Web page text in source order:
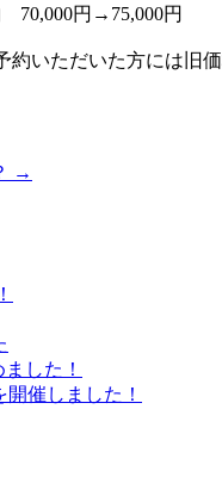
70,000円→75,000円
約いただいた方には旧
→
した！
催しました！